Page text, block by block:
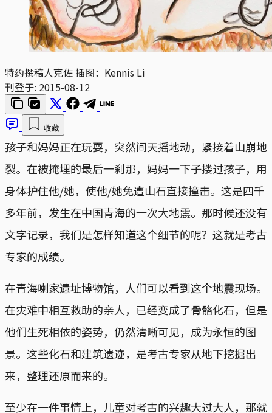
特约撰稿人克佐 插图：Kennis Li
刊登于: 2015-08-12
收藏
孩子和妈妈正在玩耍，突然间天摇地动，紧接着山崩地
裂。在被掩埋的最后一刹那，妈妈一下子搂过孩子，用
身体护住他/她，使他/她免遭山石直接撞击。这是四千
多年前，发生在中国青海的一次大地震。那时候还没有
文字记录，我们是怎样知道这个细节的呢？这就是考古
专家的成绩。
在青海喇家遗址博物馆，人们可以看到这个地震现场。
在灾难中相互救助的亲人，已经变成了骨骼化石，但是
他们生死相依的姿势，仍然清晰可见，成为永恒的图
景。这些化石和建筑遗迹，是考古专家从地下挖掘出
来，整理还原而来的。
至少在一件事情上，儿童对考古的兴趣大过大人，那就